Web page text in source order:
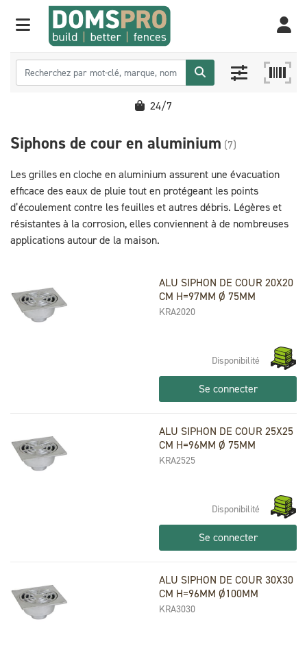
24/7
Siphons de cour en aluminium (7)
Les grilles en cloche en aluminium assurent une évacuation
efficace des eaux de pluie tout en protégeant les points
d’écoulement contre les feuilles et autres débris. Légères et
résistantes à la corrosion, elles conviennent à de nombreuses
applications autour de la maison.
ALU SIPHON DE COUR 20X20
CM H=97MM Ø 75MM
KRA2020
Disponibilité
Se connecter
ALU SIPHON DE COUR 25X25
CM H=96MM Ø 75MM
KRA2525
Disponibilité
Se connecter
ALU SIPHON DE COUR 30X30
CM H=96MM Ø100MM
KRA3030